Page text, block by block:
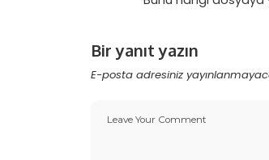
Bir yanıt yazın
E-posta adresiniz